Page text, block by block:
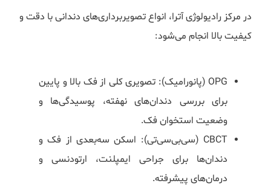
در مرکز رادیولوژی آترا، انواع تصویربرداری‌های دندانی با دقت و
کیفیت بالا انجام می‌شود:
OPG (پانورامیک): تصویری کلی از فک بالا و پایین
برای بررسی دندان‌های نهفته، پوسیدگی‌ها و
وضعیت استخوان فک.
CBCT (سی‌بی‌سی‌تی): اسکن سه‌بعدی از فک و
دندان‌ها برای جراحی ایمپلنت، ارتودنسی و
درمان‌های پیشرفته.